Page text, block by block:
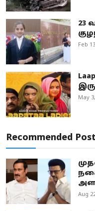
23
Feb
May
Recommended
Aug